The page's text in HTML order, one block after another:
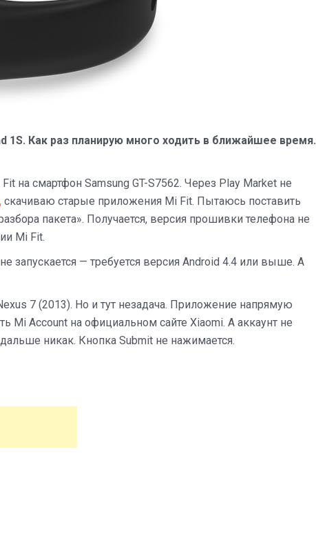
1S. Как раз планирую много ходить в ближайшее время.
на смартфон Samsung GT-S7562. Через Play Market не
скачиваю старые приложения Mi Fit. Пытаюсь поставить
пакета». Получается, версия прошивки телефона не
Mi Fit.
запускается — требуется версия Android 4.4 или выше. А
7 (2013). Но и тут незадача. Приложение напрямую
Mi Account на официальном сайте Xiaomi. А аккаунт не
никак. Кнопка Submit не нажимается.